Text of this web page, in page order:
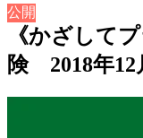
公開
《かざして
険 2018年12